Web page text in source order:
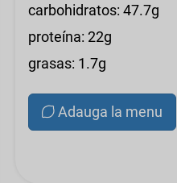
carbohidratos: 47.7g
proteína: 22g
grasas: 1.7g
Adauga la menu